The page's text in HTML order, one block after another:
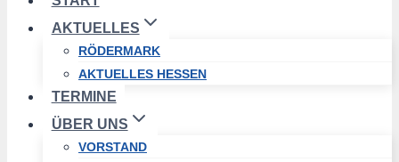
AKTUELLES
RÖDERMARK
AKTUELLES HESSEN
TERMINE
ÜBER UNS
VORSTAND